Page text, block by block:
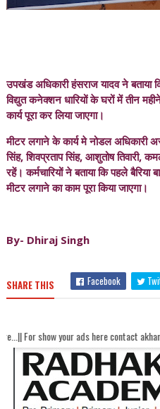
उपखंड अधिकारी हंसराज यादव ने
विद्युत कनेक्शन धारियों के घरों में तीन
कार्य पूरा कर लिया जाएगा।
मीटर लगाने के कार्य मे नोडल अधिकारी
सिंह, शिवप्रताप सिंह, आशुतोष तिवारी,
रहें। कर्मचारियों ने बताया कि पहले बैरिया
मीटर लगाने का काम पूरा किया जाएगा।
By- Dhiraj Singh
SHARE THIS Facebook
ads here contact